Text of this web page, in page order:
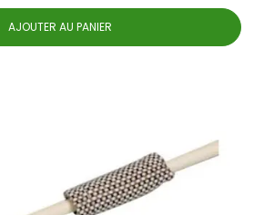
AJOUTER AU PANIER